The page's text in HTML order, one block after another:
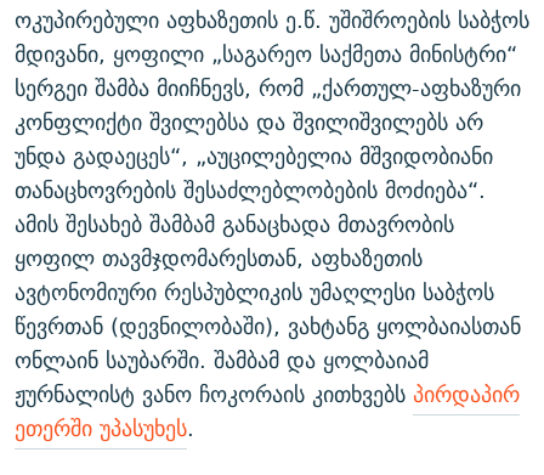
ᲐᲒᲕᲘᲡᲢᲝᲡ ᲝᲛᲘ
ПРИВЕТ ᲙᲣᲚᲢᲣᲠᲐ
ოკუპირებული აფხაზეთის ე.წ. უშიშროების საბჭოს
მდივანი, ყოფილი „საგარეო საქმეთა მინისტრი“
სერგეი შამბა მიიჩნევს, რომ „ქართულ-აფხაზური
კონფლიქტი შვილებსა და შვილიშვილებს არ
უნდა გადაეცეს“, „აუცილებელია მშვიდობიანი
თანაცხოვრების შესაძლებლობების მოძიება“.
ამის შესახებ შამბამ განაცხადა მთავრობის
ყოფილ თავმჯდომარესთან, აფხაზეთის
ავტონომიური რესპუბლიკის უმაღლესი საბჭოს
წევრთან (დევნილობაში), ვახტანგ ყოლბაიასთან
ონლაინ საუბარში. შამბამ და ყოლბაიამ
ჟურნალისტ ვანო ჩოკორაის კითხვებს პირდაპირ
ეთერში უპასუხეს.